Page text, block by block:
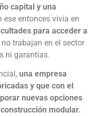
capital y una
ese entonces vivía en
para acceder a
trabajan en el sector
ni garantías.
una empresa
y que con el
nuevas opciones
modular.